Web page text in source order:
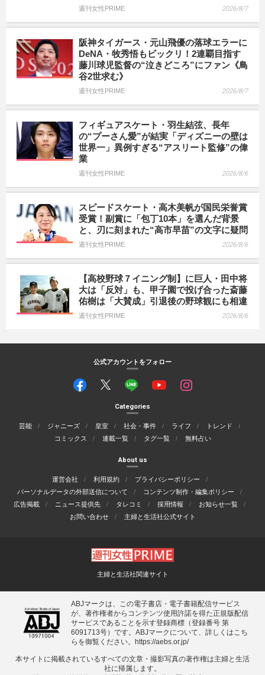
週刊女性PRIME 2026/8/7
阪神タイガース・元山飛優の落球エラーに
DeNA・牧秀悟もビックリ！2連覇目指す
藤川球児監督の“泣きどころ”にファン《鳥
谷2世求む》
週刊女性PRIME 2026/8/7
フィギュアスケート・羽生結弦、長年
の“プーさん愛”が結実「ディズニーの壁は
世界一」異例すぎる“アスリート監修”の偉
業
週刊女性PRIME 2026/8/6
スピードスケート・高木美帆が国民栄誉賞
受賞！副賞に「包丁10本」を選んだ背景
と、刃に刻まれた“高市早苗”の文字に疑問
週刊女性PRIME 2026/8/6
【高校野球７イニング制】に巨人・田中将
大は「反対」も、甲子園で投げ合った斎藤
佑樹は「大賛成」引退後の野球観にも相違
週刊女性PRIME 2026/8/6
公式アカウントをフォロー
Categories
芸能 ジャニーズ 皇室 社会・事件 ライフ
トレンド
コミックス
連載一覧 タグ一覧 無料占い
About us
運営会社 利用規約
プライバシーポリシー
パーソナルデータの外部送信について
コンテンツ制作・編集ポリシー
広告掲載
ニュース提供先 タレコミ 採用情報
お知らせ一覧
お問い合わせ
主婦と生活社公式サイト
主婦と生活社関連サイト
ABJマークは、この電子書店・電子書籍配信サービス
が、著作権者からコンテンツ使用許諾を得た正規版配信
サービスであることを示す登録商標（登録番号 第
6091713号）です。ABJマークについて、詳しくはこち
らを御覧ください。
https://aebs.or.jp/
本サイトに掲載されているすべての⽂章・撮影写真の著作権は主婦と⽣活
社に帰属します。